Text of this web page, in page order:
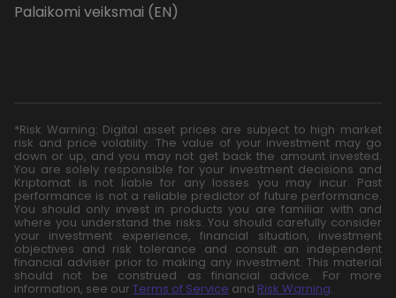
Palaikomi veiksmai (EN)
*Risk Warning: Digital asset prices are subject to high market
risk and price volatility. The value of your investment may go
down or up, and you may not get back the amount invested.
You are solely responsible for your investment decisions and
Kriptomat is not liable for any losses you may incur. Past
performance is not a reliable predictor of future performance.
You should only invest in products you are familiar with and
where you understand the risks. You should carefully consider
your investment experience, financial situation, investment
objectives and risk tolerance and consult an independent
financial adviser prior to making any investment. This material
should not be construed as financial advice. For more
information, see our Terms of Service and Risk Warning.